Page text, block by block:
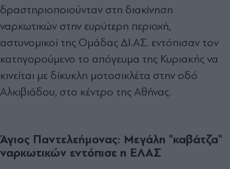
δραστηριοποιούνταν στη διακίνηση
ναρκωτικών στην ευρύτερη περιοχή,
αστυνομικοί της Ομάδας ΔΙ.ΑΣ. εντόπισαν τον
κατηγορούμενο το απόγευμα της Κυριακής να
κινείται με δίκυκλη μοτοσικλέτα στην οδό
Αλκιβιάδου, στο κέντρο της Αθήνας.
Άγιος Παντελεήμονας: Μεγάλη "καβάτζα"
ναρκωτικών εντόπισε η ΕΛΑΣ